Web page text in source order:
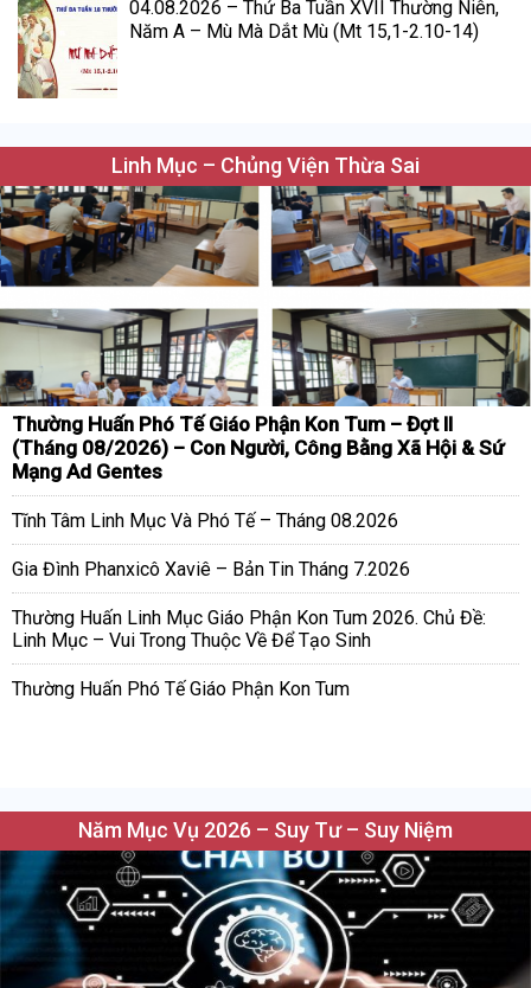
04.08.2026 – Thứ Ba Tuần XVII Thường Niên,
Năm A – Mù Mà Dắt Mù (Mt 15,1-2.10-14)
Linh Mục – Chủng Viện Thừa Sai
Thường Huấn Phó Tế Giáo Phận Kon Tum – Đợt II
(Tháng 08/2026) – Con Người, Công Bằng Xã Hội & Sứ
Mạng Ad Gentes
Tĩnh Tâm Linh Mục Và Phó Tế – Tháng 08.2026
Gia Đình Phanxicô Xaviê – Bản Tin Tháng 7.2026
Thường Huấn Linh Mục Giáo Phận Kon Tum 2026. Chủ Đề:
Linh Mục – Vui Trong Thuộc Về Để Tạo Sinh
Thường Huấn Phó Tế Giáo Phận Kon Tum
Năm Mục Vụ 2026 – Suy Tư – Suy Niệm